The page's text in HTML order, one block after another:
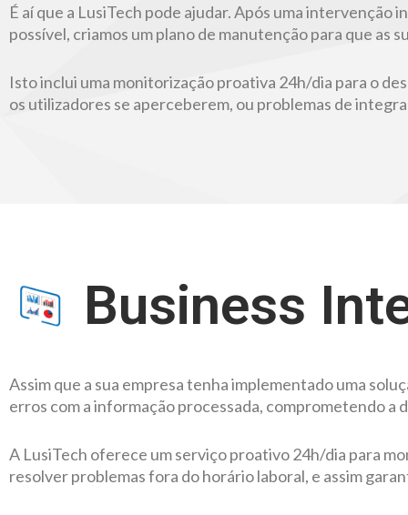
É aí que a LusiTech pode ajudar. Após uma intervenção
possível, criamos um plano de manutenção para que as
Isto inclui uma monitorização proativa 24h/dia para o
os utilizadores se aperceberem, ou problemas de
Business
Assim que a sua empresa tenha implementado uma
erros com a informação processada, comprometendo
A LusiTech oferece um serviço proativo 24h/dia para
resolver problemas fora do horário laboral, e assim